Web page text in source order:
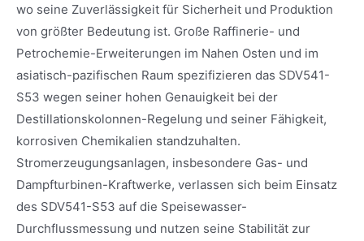
wo seine Zuverlässigkeit für Sicherheit und Produktion
von größter Bedeutung ist. Große Raffinerie- und
Petrochemie-Erweiterungen im Nahen Osten und im
asiatisch-pazifischen Raum spezifizieren das SDV541-
S53 wegen seiner hohen Genauigkeit bei der
Destillationskolonnen-Regelung und seiner Fähigkeit,
korrosiven Chemikalien standzuhalten.
Stromerzeugungsanlagen, insbesondere Gas- und
Dampfturbinen-Kraftwerke, verlassen sich beim Einsatz
des SDV541-S53 auf die Speisewasser-
Durchflussmessung und nutzen seine Stabilität zur